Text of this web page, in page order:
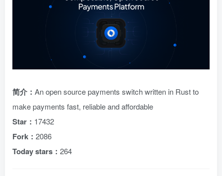
简介： An open source payments switch written in Rust to
make payments fast, reliable and affordable
Star： 17432
Fork： 2086
Today stars： 264